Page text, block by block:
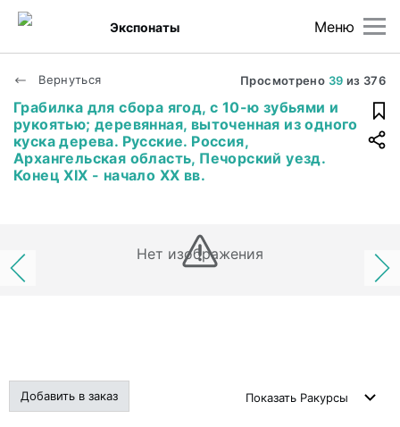
Меню
Экспонаты
Вернуться Просмотрено 39 из 376
Грабилка для сбора ягод, с 10-ю зубьями и
рукоятью; деревянная, выточенная из одного
куска дерева. Русские. Россия,
Архангельская область, Печорский уезд.
Конец XIX - начало XX вв.
Нет изображения
Добавить в заказ Показать Ракурсы